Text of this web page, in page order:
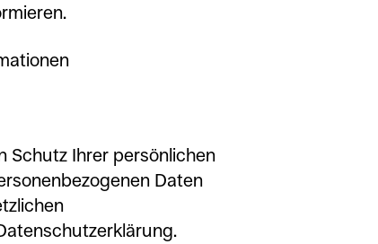
Schutz Ihrer persönlichen
Daten